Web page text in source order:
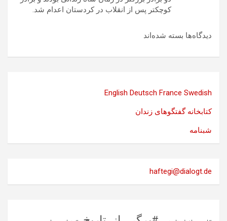
کوچکتر پس از انقلاب در کردستان اعدام شد.
دیدگاه‌ها بسته شده‌اند
English Deutsch France Swedish
کتابخانه گفتگوهای زندان
شبنامه
haftegi@dialogt.de